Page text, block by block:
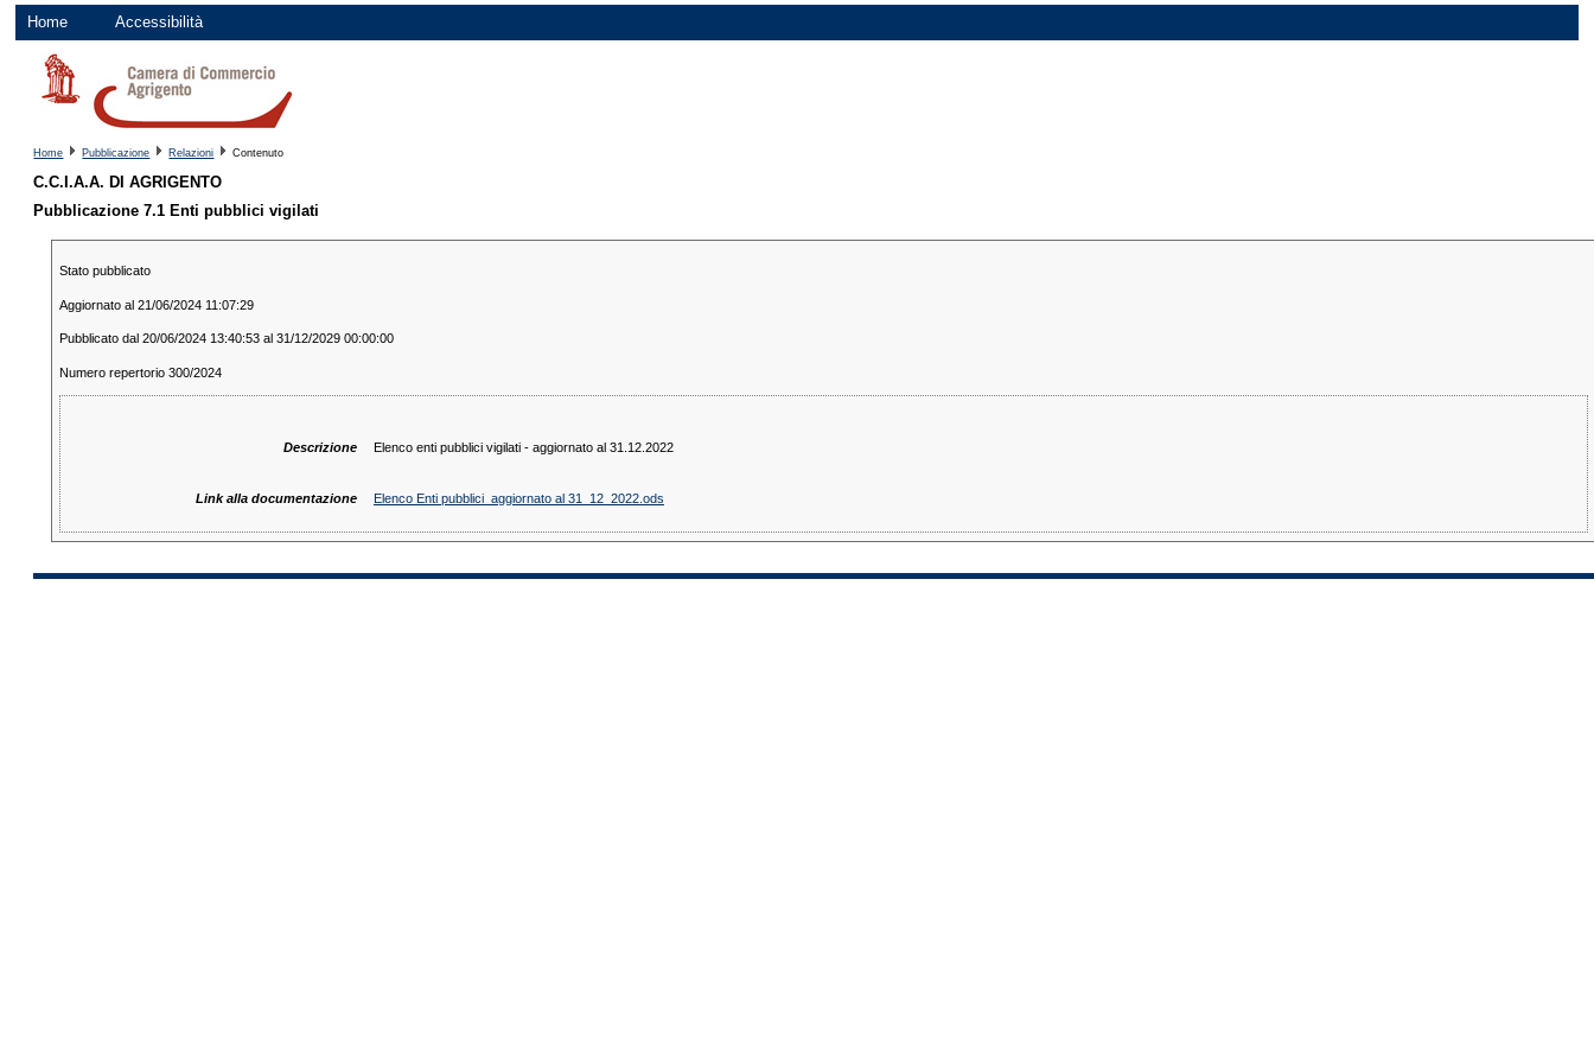
Home Accessibilità
Home Pubblicazione Relazioni Contenuto
C.C.I.A.A. DI AGRIGENTO
Pubblicazione 7.1 Enti pubblici vigilati
Stato pubblicato
Aggiornato al 21/06/2024 11:07:29
Pubblicato dal 20/06/2024 13:40:53 al 31/12/2029 00:00:00
Numero repertorio 300/2024
Descrizione Elenco enti pubblici vigilati - aggiornato al 31.12.2022
Link alla documentazione Elenco Enti pubblici_aggiornato al 31_12_2022.ods